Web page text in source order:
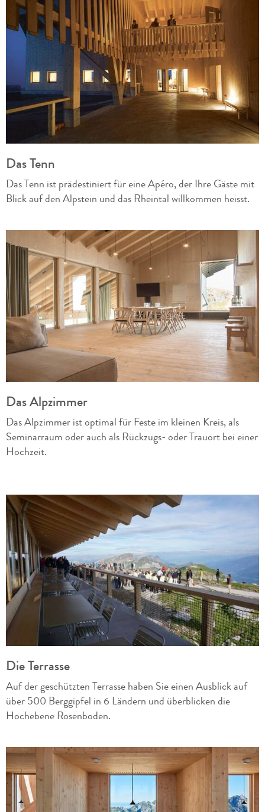
Das Tenn
Das Tenn ist prädestiniert für eine Apéro, der Ihre Gäste mit
Blick auf den Alpstein und das Rheintal willkommen heisst.
Das Alpzimmer
Das Alpzimmer ist optimal für Feste im kleinen Kreis, als
Seminarraum oder auch als Rückzugs- oder Trauort bei einer
Hochzeit.
Die Terrasse
Auf der geschützten Terrasse haben Sie einen Ausblick auf
über 500 Berggipfel in 6 Ländern und überblicken die
Hochebene Rosenboden.